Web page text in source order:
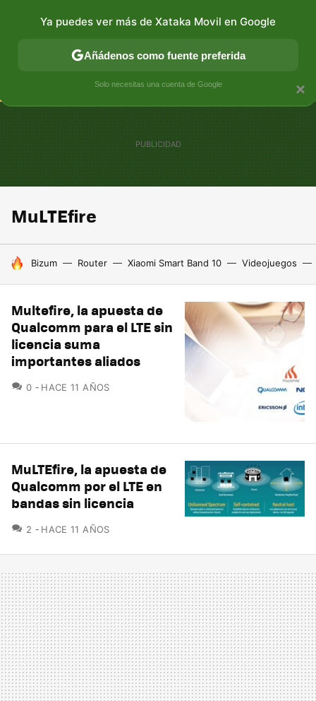
CONECTIVIDAD MÓVIL Y SOCIEDAD APLICACIONES
MuLTEfire
HOY SE HABLA DE
Bizum Router Xiaomi Smart Band 10 Videojuegos
Multefire, la apuesta de
Qualcomm para el LTE sin
licencia suma
importantes aliados
0 COMENTARIOS
HACE 11 AÑOS
MuLTEfire, la apuesta de
Qualcomm por el LTE en
bandas sin licencia
2 COMENTARIOS
HACE 11 AÑOS
×
Ya puedes ver más de Xataka Movil en Google
Añádenos como fuente preferida
Solo necesitas una cuenta de Google